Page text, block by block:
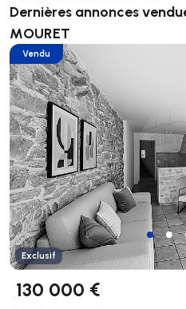
Dernières annonces
MOURET
Vendu
Exclusif
130 000 €